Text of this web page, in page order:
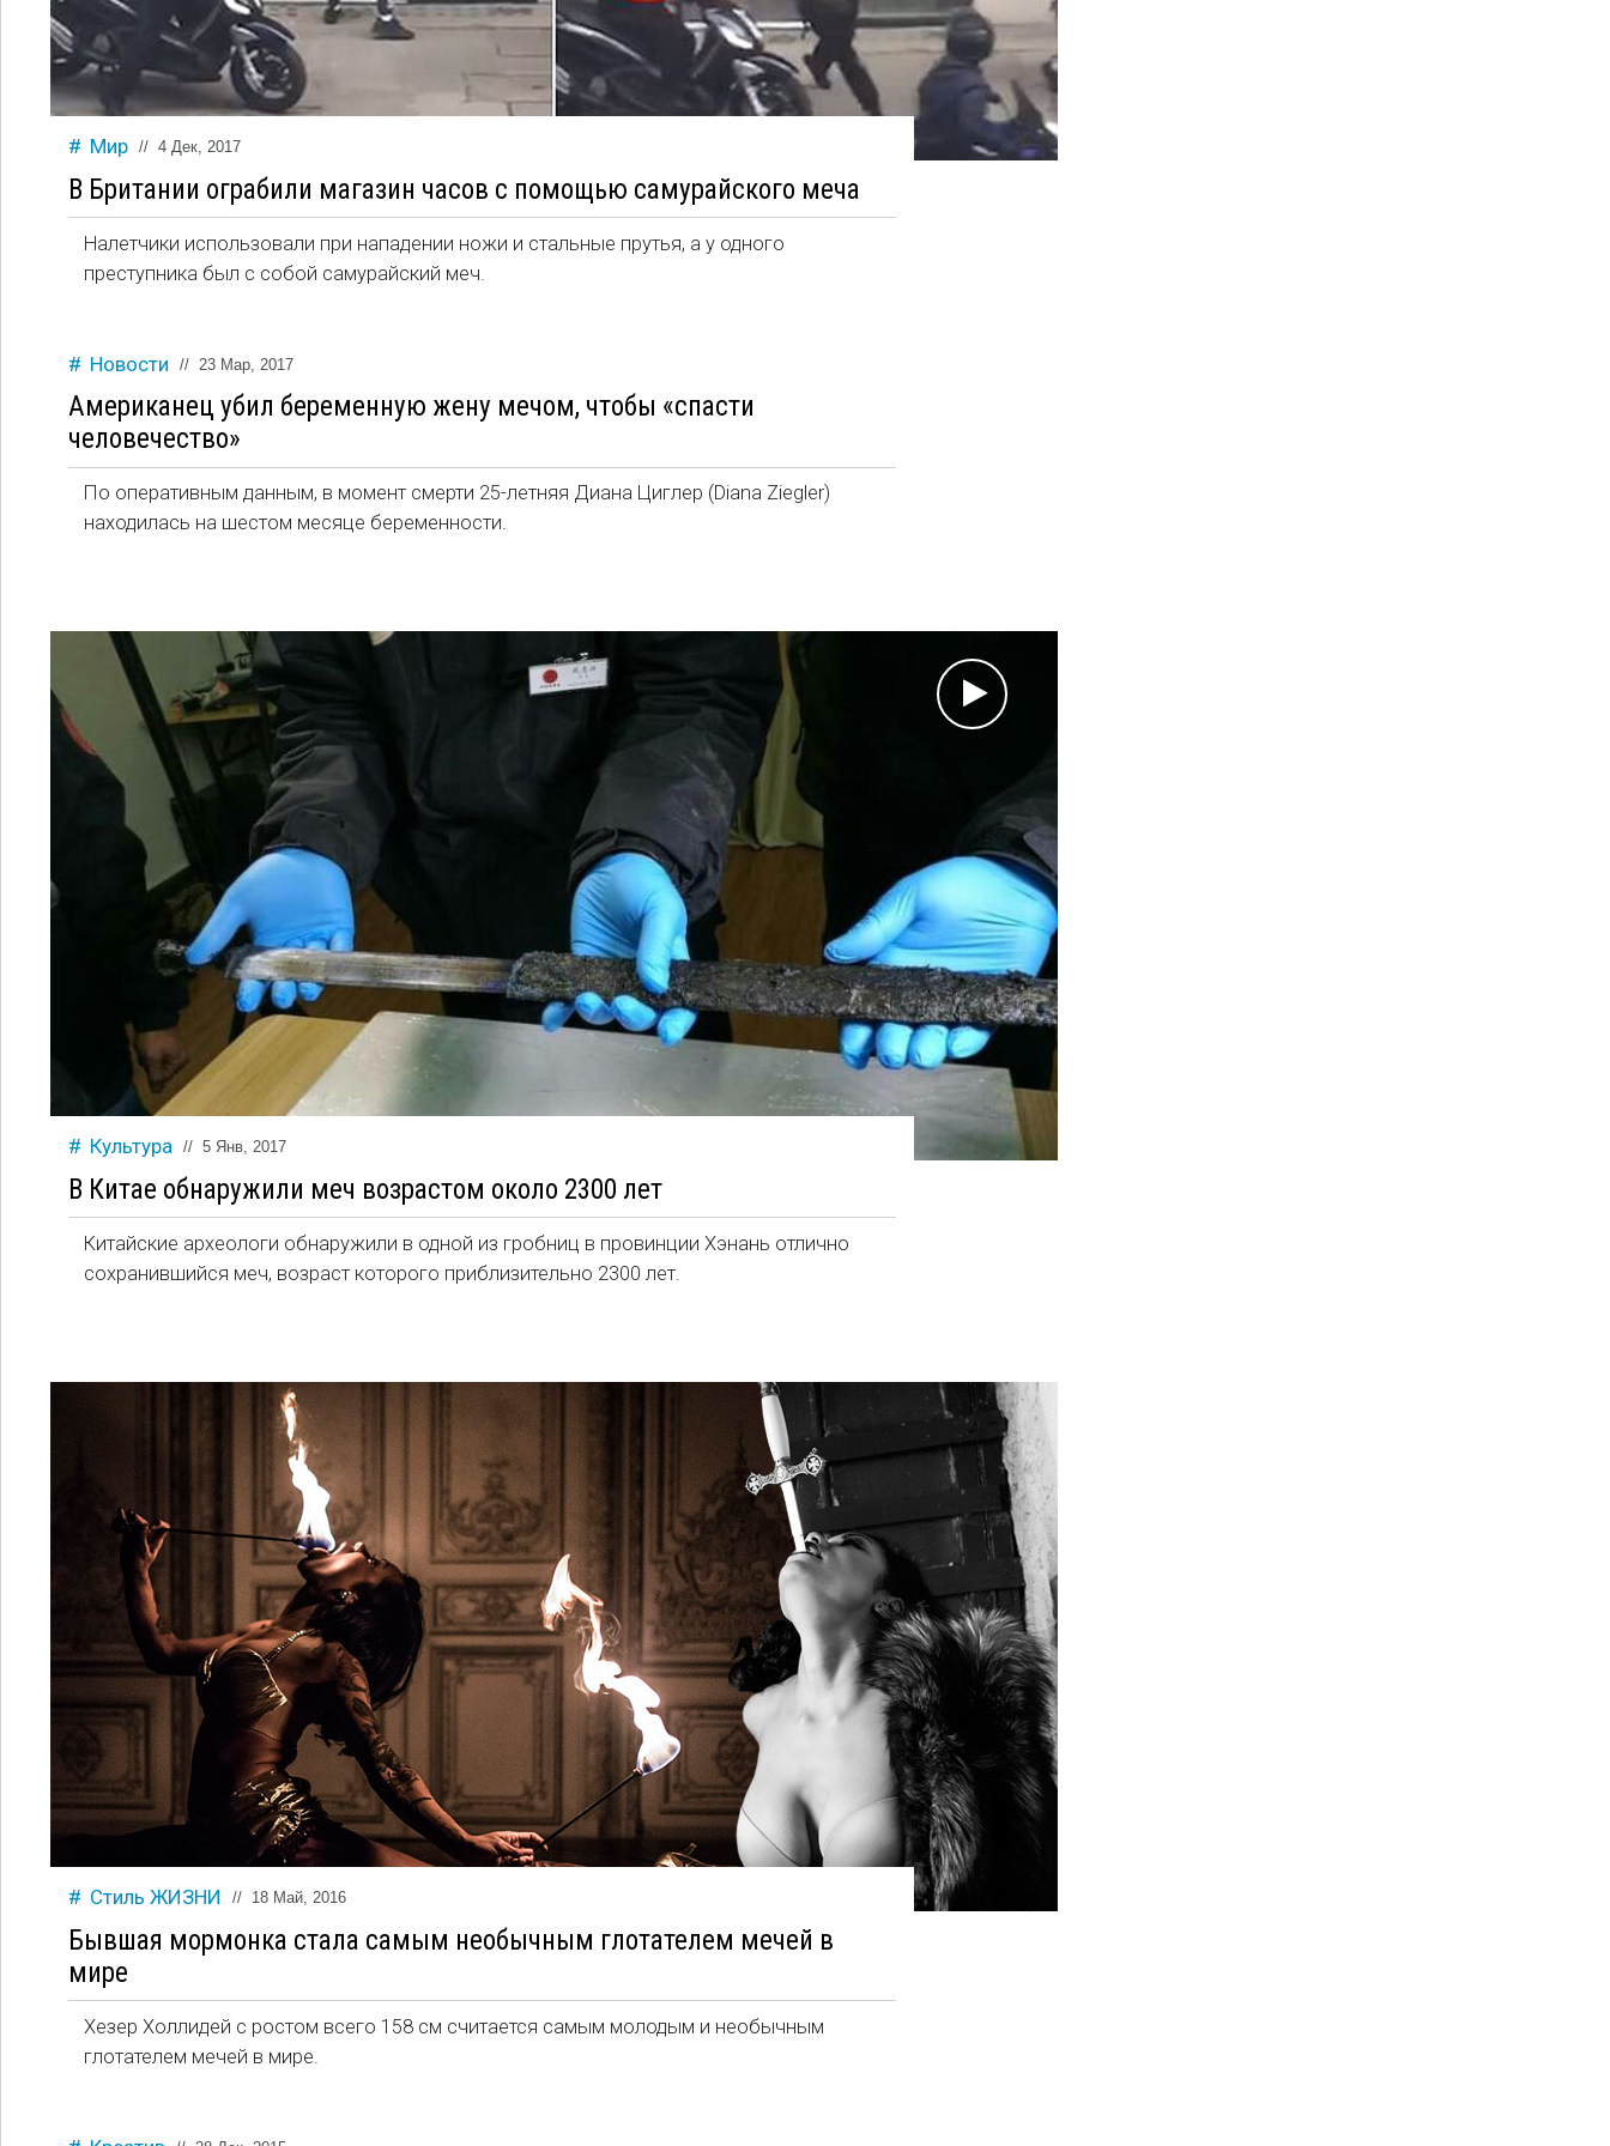
Мир // 4 Дек, 2017
В Британии ограбили магазин часов с помощью самурайского меча
Налетчики использовали при нападении ножи и стальные прутья, а у одного
преступника был с собой самурайский меч.
Новости // 23 Мар, 2017
Американец убил беременную жену мечом, чтобы «спасти
человечество»
По оперативным данным, в момент смерти 25-летняя Диана Циглер (Diana Ziegler)
находилась на шестом месяце беременности.
Культура // 5 Янв, 2017
В Китае обнаружили меч возрастом около 2300 лет
Китайские археологи обнаружили в одной из гробниц в провинции Хэнань отлично
сохранившийся меч, возраст которого приблизительно 2300 лет.
Стиль ЖИЗНИ // 18 Май, 2016
Бывшая мормонка стала самым необычным глотателем мечей в
мире
Хезер Холлидей с ростом всего 158 см считается самым молодым и необычным
глотателем мечей в мире.